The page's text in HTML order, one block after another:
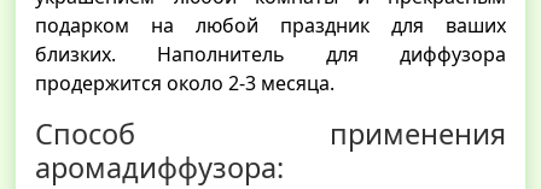
подарком на любой праздник для ваших
близких. Наполнитель для диффузора
продержится около 2-3 месяца.
Способ применения
аромадиффузора: